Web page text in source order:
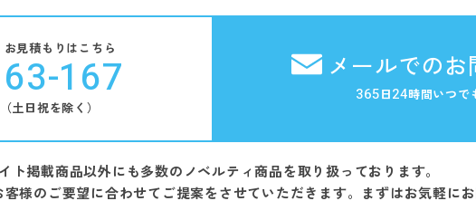
見積もりはこちら
167
（土日祝を除く）
メールでのお
365日24時間いつで
ト掲載商品以外にも多数のノベルティ商品を取り扱っております。
様のご要望に合わせてご提案をさせていただきます。まずはお気軽にお